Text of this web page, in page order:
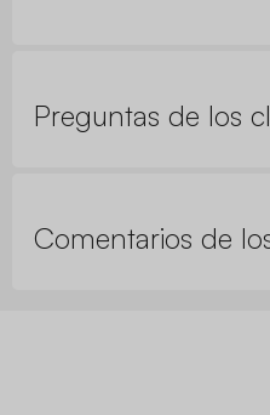
Preguntas de los
Comentarios de